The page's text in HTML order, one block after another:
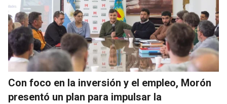
Con foco en la inversión y el empleo, Morón
presentó un plan para impulsar la